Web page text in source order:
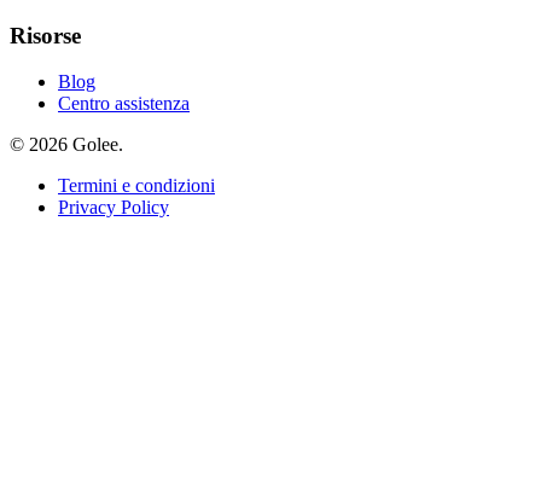
Risorse
Blog
Centro assistenza
© 2026 Golee.
Termini e condizioni
Privacy Policy